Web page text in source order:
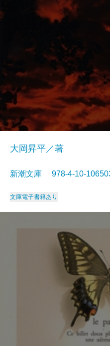
大岡昇平／著
新潮文庫 978-4-10-
文庫電子書籍あり